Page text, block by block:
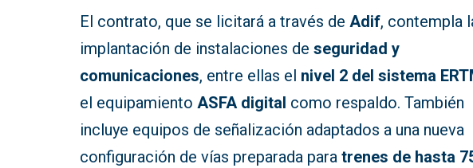
El contrato, que se licitará a través deAdif, contempla
implantación de instalaciones deseguridad y
comunicaciones, entre ellas el nivel 2 del sistema
el equipamientoASFA digital como respaldo. También
incluye equipos de señalización adaptados a una nueva
configuración de vías preparada paratrenes de hasta